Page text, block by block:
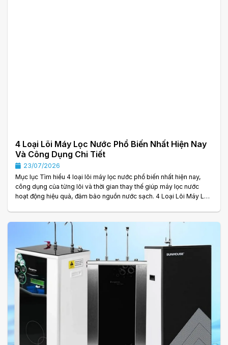
4 Loại Lõi Máy Lọc Nước Phổ Biến Nhất Hiện Nay
Và Công Dụng Chi Tiết
23/07/2026
Mục lục Tìm hiểu 4 loại lõi máy lọc nước phổ biến nhất hiện nay,
công dụng của từng lõi và thời gian thay thế giúp máy lọc nước
hoạt động hiệu quả, đảm bảo nguồn nước sạch. 4 Loại Lõi Máy Lọc
nguồn nước sạch và an toàn cho sinh hoạt hằng ngày. Tuy nhiên,
để thiết bị hoạt động hiệu quả, một yếu tố rất quan trọng chính là hệ
thống. . .